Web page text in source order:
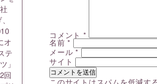
コメント *
名前*
メール*
サイト
このサイトはスパムを低減す
オ
テ
」
回